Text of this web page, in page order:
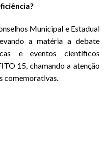
Municipal e Estadual
a matéria a debate
e eventos científicos
15, chamando a atenção
comemorativas.